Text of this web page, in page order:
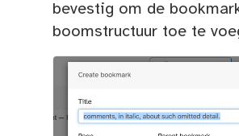
bevestig om de
boomstructuur toe te